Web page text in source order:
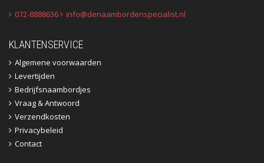
072-8888636 info@denaambordenspecialist.nl
KLANTENSERVICE
Algemene voorwaarden
Levertijden
Bedrijfsnaambordjes
Vraag & Antwoord
Verzendkosten
Privacybeleid
Contact